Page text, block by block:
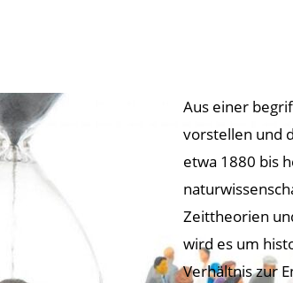
Aus einer
vorstellen und
etwa 1880 bis
Zeittheorien
wird es um
Verhältnis zur